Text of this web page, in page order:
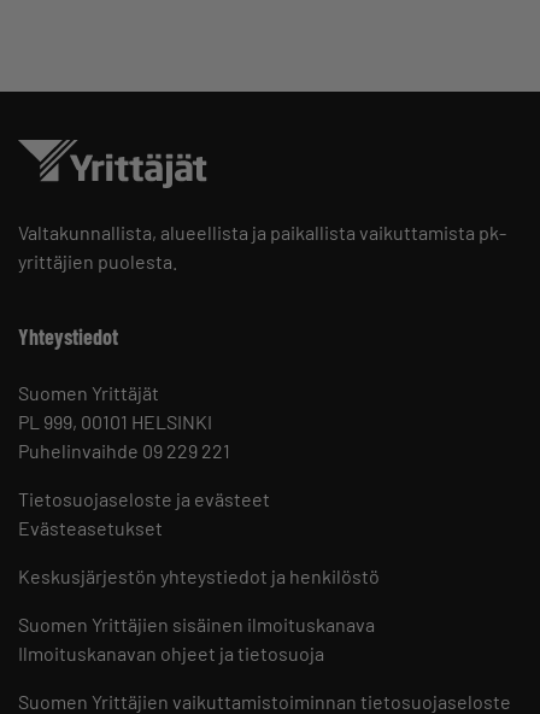
Valtakunnallista, alueellista ja paikallista vaikuttamista pk-
yrittäjien puolesta.
Yhteystiedot
Suomen Yrittäjät
PL 999, 00101 HELSINKI
Puhelinvaihde 09 229 221
Tietosuojaseloste ja evästeet
Evästeasetukset
Keskusjärjestön yhteystiedot ja henkilöstö
Suomen Yrittäjien sisäinen ilmoituskanava
Ilmoituskanavan ohjeet ja tietosuoja
Suomen Yrittäjien vaikuttamistoiminnan tietosuojaseloste